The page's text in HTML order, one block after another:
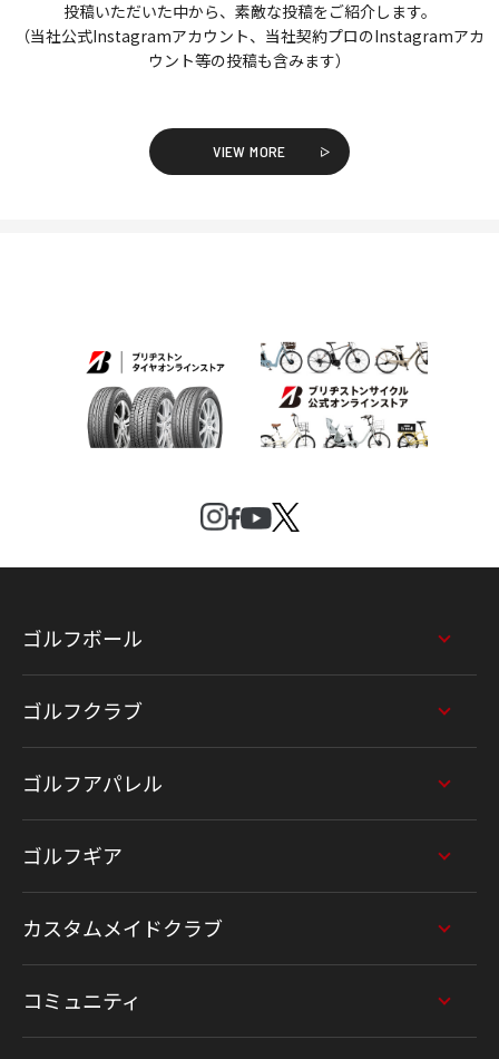
投稿いただいた中から、素敵な投稿をご紹介します。
（当社公式Instagramアカウント、当社契約プロのInstagramアカ
ウント等の投稿も含みます）
VIEW MORE
ゴルフボール
ゴルフクラブ
ゴルフアパレル
ゴルフギア
カスタムメイドクラブ
コミュニティ